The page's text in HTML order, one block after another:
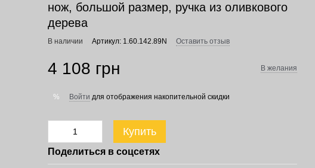
нож, большой размер, ручка из оливкового
дерева
В наличии Артикул: 1.60.142.89N Оставить отзыв
4 108 грн В желания
% Войти для отображения накопительной скидки
Купить
Поделиться в соцсетях